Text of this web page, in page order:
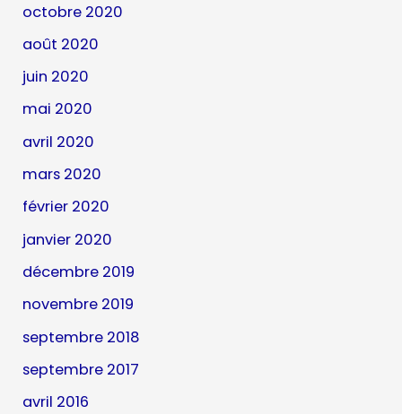
octobre 2020
août 2020
juin 2020
mai 2020
avril 2020
mars 2020
février 2020
janvier 2020
décembre 2019
novembre 2019
septembre 2018
septembre 2017
avril 2016